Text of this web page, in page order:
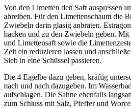
Von den Limetten den Saft auspressen
abreiben. Für den Limettenschaum die
Zwiebeln darin glasig anbraten.
hacken und zu den Zwiebeln geben. Mit
und Limettensaft sowie die
Zeit ein reduzieren lassen und
Sieb in eine Schüssel passieren.
Die 4 Eigelbe dazu geben, kräftig
nach und nach dazugeben. Im
aufschlagen. Die Sahne ebenfalls
zum Schluss mit Salz, Pfeffer und